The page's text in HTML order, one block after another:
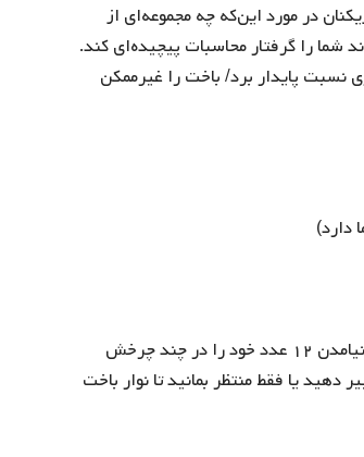
در مورد این‌که چه مجموعه‌ای از
سرگیجه می‌شوند زیرا ترکیب احتمالی ۱۲ عدد می‌تواند شما را گرفتار محاسبات پیچیده‌ای کند.
نسبت پایدار برد/ باخت را غیرممکن
اکنون می‌توانید تواتر نتایج را مشاهده کنید، هم‎چنین می‌توانید احتمال آمدن یا نیامدن ۱۲ عدد خود را در چند چرخش
یا فقط منتظر بمانید تا نوار باخت